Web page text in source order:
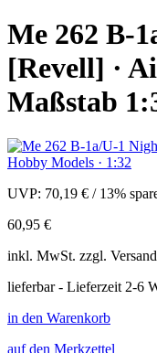
Me 262 B-
[Revell] ·
Maßstab
UVP: 70,19 € / 13%
60,95 €
inkl. MwSt. zzgl.
lieferbar - Lieferzeit 2-6
in den Warenkorb
auf den Merkzettel